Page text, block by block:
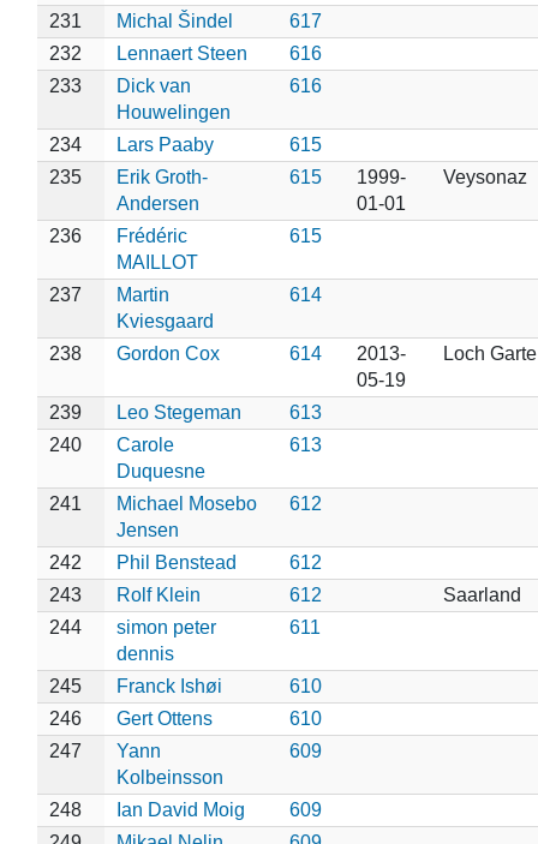
231
Michal Šindel
617
232
Lennaert Steen
616
233
Dick van
Houwelingen
616
234 Lars Paaby
615
235
Erik Groth-
Andersen
615
1999-
01-01
Veysonaz
236
Frédéric
MAILLOT
615
237
Martin
Kviesgaard
614
238 Gordon Cox 614
2013-
05-19
Loch
239 Leo Stegeman
613
240
Carole
Duquesne
613
241
Michael Mosebo
Jensen
612
242 Phil Benstead
612
243
Rolf Klein 612
Saarland
244
simon peter
dennis
611
245 Franck Ishøi
610
246
Gert Ottens
610
247
Yann
Kolbeinsson
609
248 Ian David Moig
609